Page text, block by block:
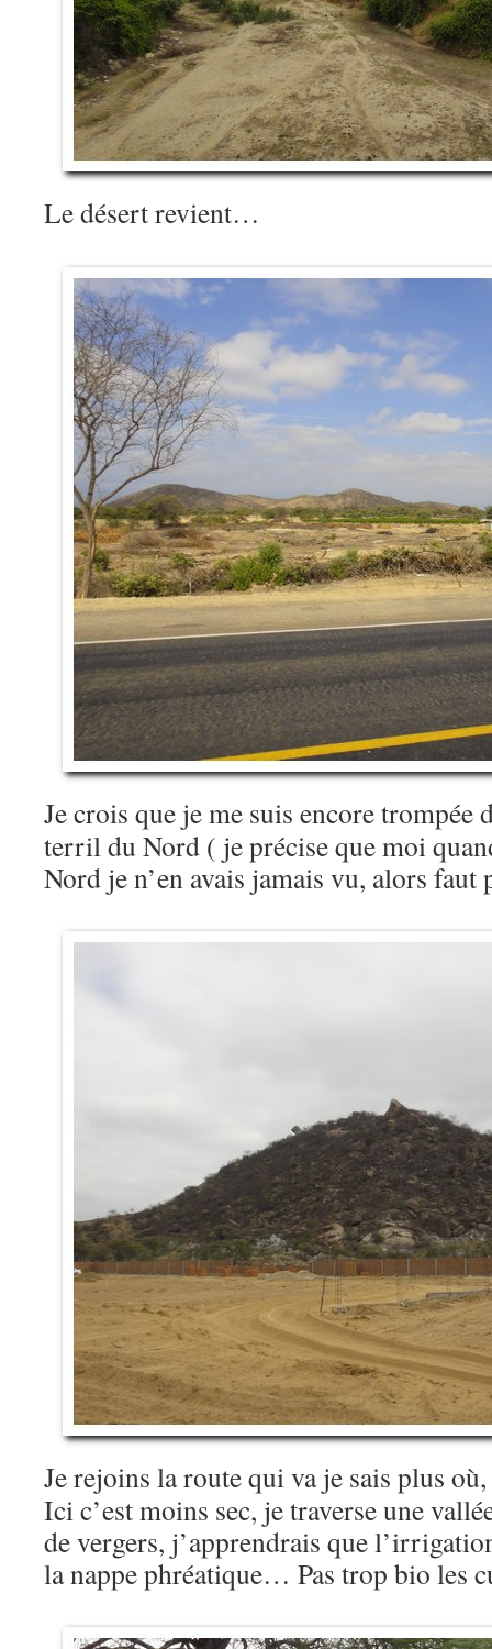
Le désert revient…
Je crois que je me suis encore trompée
terril du Nord ( je précise que moi
Nord je n’en avais jamais vu, alors
Je rejoins la route qui va je sais plus
Ici c’est moins sec, je traverse une
de vergers, j’apprendrais que
la nappe phréatique… Pas trop bio les